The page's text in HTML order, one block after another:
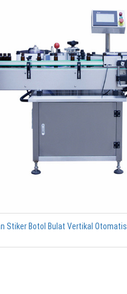
Stiker Botol Bulat Vertikal Otomatis